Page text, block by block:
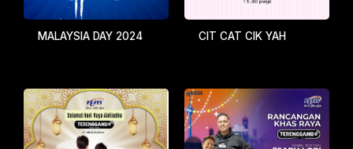
MALAYSIA DAY 2024 CIT CAT CIK YAH